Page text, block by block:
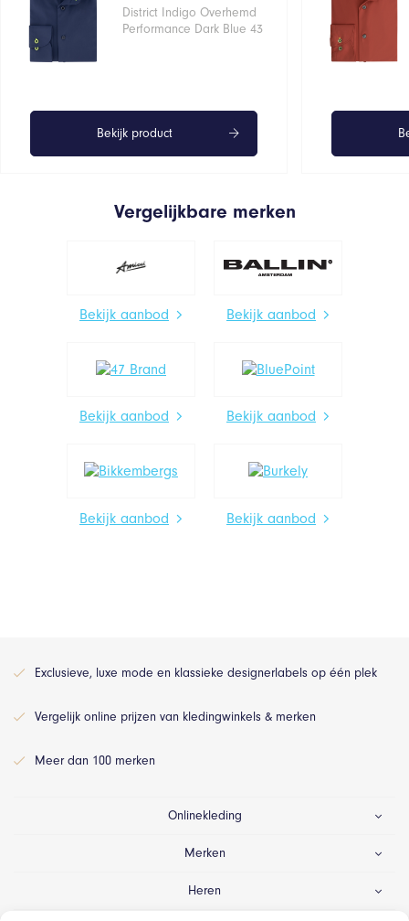
District Indigo Overhemd
Performance Dark Blue 43
Bekijk product
Vergelijkbare merken
Bekijk aanbod Bekijk aanbod
Bekijk aanbod Bekijk aanbod
Bekijk aanbod Bekijk aanbod
Exclusieve, luxe mode en klassieke designerlabels op één plek
Vergelijk online prijzen van kledingwinkels & merken
Meer dan 100 merken
Onlinekleding
Merken
Heren